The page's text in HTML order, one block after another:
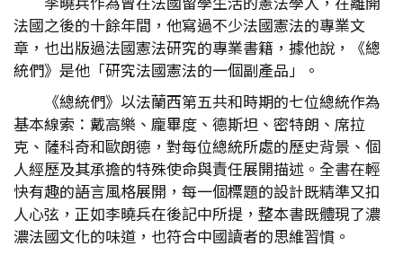
法國之後的十餘年間，他寫過不少法國憲法的專業文
章，也出版過法國憲法研究的專業書籍，據他說，《總
統們》是他「研究法國憲法的一個副產品」。
《總統們》以法蘭西第五共和時期的七位總統作為
基本線索：戴高樂、龐畢度、德斯坦、密特朗、席拉
克、薩科奇和歐朗德，對每位總統所處的歷史背景、個
人經歷及其承擔的特殊使命與責任展開描述。全書在輕
快有趣的語言風格展開，每一個標題的設計既精準又扣
人心弦，正如李曉兵在後記中所提，整本書既體現了濃
濃法國文化的味道，也符合中國讀者的思維習慣。